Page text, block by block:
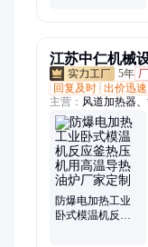
江苏中仁机械
5年 厂
回复及时 出价迅速
主营： 风道加热器
器、电加热设备、
式加热器、空气加
热器、氮气加热器
器、矿井加热器、
炉、矿用热风机、
防爆电加热工业
卧式模温机反应